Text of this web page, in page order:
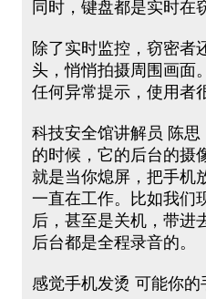
同时，键盘都是实时在
除了实时监控，窃密者
头，悄悄拍摄周围画面
任何异常提示，使用者
科技安全馆讲解员 陈
的时候，它的后台的摄
就是当你熄屏，把手机
一直在工作。比如我们
后，甚至是关机，带进
后台都是全程录音的。
感觉手机发烫 可能你